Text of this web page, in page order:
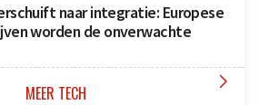
naar integratie: Europese
worden de onverwachte
MEER TECH 